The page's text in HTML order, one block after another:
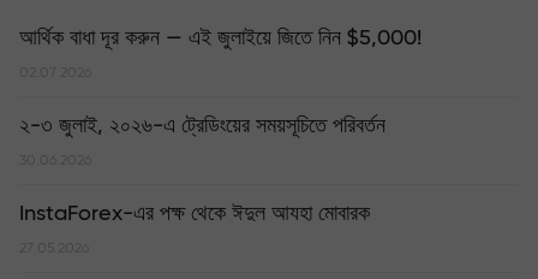
আর্থিক বাধা দূর করুন — এই জুলাইয়ে জিতে নিন $5,000!
02.07.2026
২-৩ জুলাই, ২০২৬-এ ট্রেডিংয়ের সময়সূচিতে পরিবর্তন
30.06.2026
InstaForex-এর পক্ষ থেকে ঈদুল আযহা মোবারক
27.05.2026